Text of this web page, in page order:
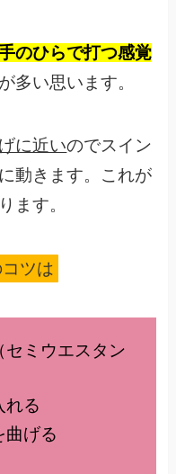
のひらで打つ感覚
多い思います。
に近いのでスイン
動きます。これが
ます。
ツは
セミウエスタン
れる
曲げる